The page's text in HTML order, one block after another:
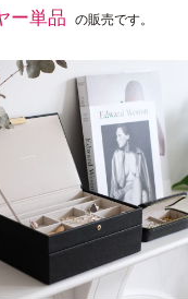
ー単品 の販売です。